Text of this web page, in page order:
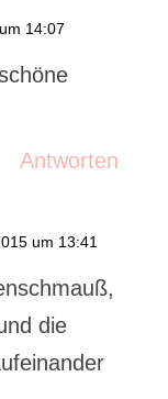
14:07
Antworten
um 13:41
die